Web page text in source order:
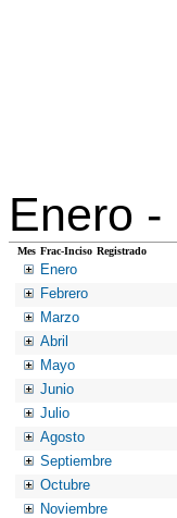
Enero -
Mes Frac-Inciso Registrado
Enero
Febrero
Marzo
Abril
Mayo
Junio
Julio
Agosto
Septiembre
Octubre
Noviembre